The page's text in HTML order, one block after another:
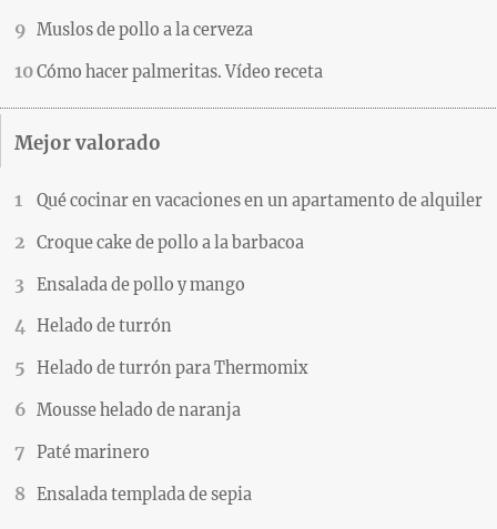
Muslos de pollo a la cerveza
Cómo hacer palmeritas. Vídeo receta
Mejor valorado
Qué cocinar en vacaciones en un apartamento de alquiler
Croque cake de pollo a la barbacoa
Ensalada de pollo y mango
Helado de turrón
Helado de turrón para Thermomix
Mousse helado de naranja
Paté marinero
Ensalada templada de sepia